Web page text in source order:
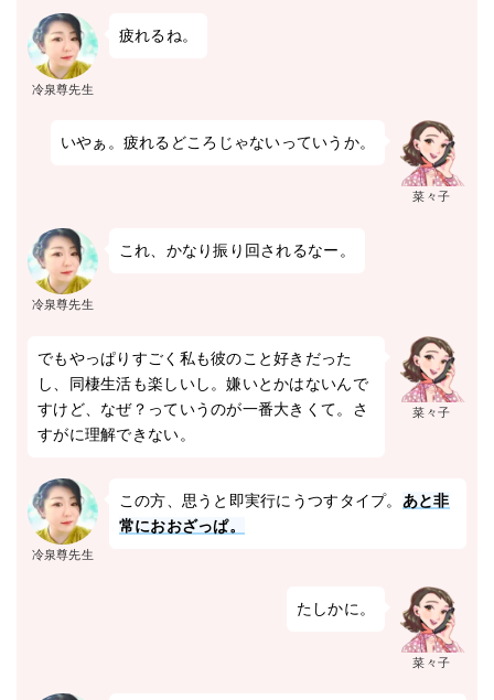
冷泉尊先生
疲れるね。
菜々子
いやぁ。疲れるどころじゃないっていうか。
冷泉尊先生
これ、かなり振り回されるなー。
菜々子
でもやっぱりすごく私も彼のこと好きだった
し、同棲生活も楽しいし。嫌いとかはないんで
すけど、なぜ？っていうのが一番大きくて。さ
すがに理解できない。
冷泉尊先生
この方、思うと即実行にうつすタイプ。 あと非
常におおざっぱ。
菜々子
たしかに。